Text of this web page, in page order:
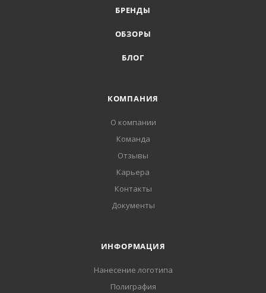
БРЕНДЫ
ОБЗОРЫ
БЛОГ
КОМПАНИЯ
О компании
Команда
Отзывы
Карьера
Контакты
Документы
ИНФОРМАЦИЯ
Нанесение логотипа
Полиграфия